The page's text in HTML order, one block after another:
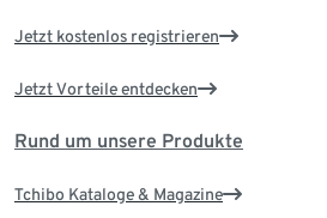
Jetzt kostenlos registrieren
Jetzt Vorteile entdecken
Rund um unsere Produkte
Tchibo Kataloge & Magazine